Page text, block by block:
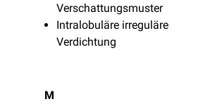
Verschattungsmuster
Intralobuläre irreguläre
Verdichtung
M